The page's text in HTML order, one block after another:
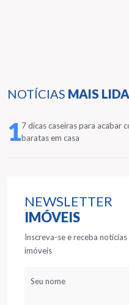
NOTÍCIAS MAIS
17 dicas caseiras para acabar
baratas em casa
NEWSLETTER
IMÓVEIS
Inscreva-se e receba
imóveis